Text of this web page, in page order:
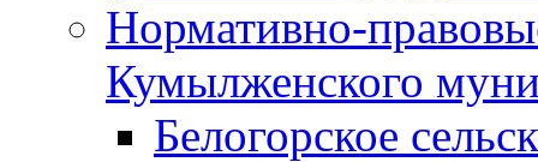
Нормативно-
Кумылженского
Белогорское